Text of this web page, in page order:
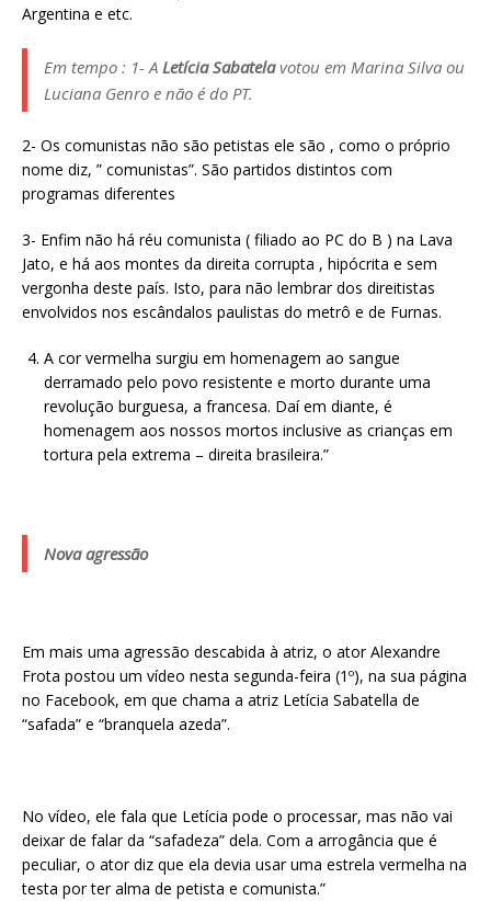
Argentina e etc.
Em tempo : 1- A Letícia Sabatelavotou em Marina Silva ou
Luciana Genro e não é do PT.
2- Os comunistas não são petistas ele são , como o próprio
nome diz, ” comunistas”. São partidos distintos com
programas diferentes
3- Enfim não há réu comunista ( filiado ao PC do B ) na Lava
Jato, e há aos montes da direita corrupta , hipócrita e sem
vergonha deste país. Isto, para não lembrar dos direitistas
envolvidos nos escândalos paulistas do metrô e de Furnas.
A cor vermelha surgiu em homenagem ao sangue
derramado pelo povo resistente e morto durante uma
revolução burguesa, a francesa. Daí em diante, é
homenagem aos nossos mortos inclusive as crianças em
tortura pela extrema – direita brasileira.”
Nova agressão
Em mais uma agressão descabida à atriz, o ator Alexandre
Frota postou um vídeo nesta segunda-feira (1º), na sua página
no Facebook, em que chama a atriz Letícia Sabatella de
“safada” e “branquela azeda”.
No vídeo, ele fala que Letícia pode o processar, mas não vai
deixar de falar da “safadeza” dela. Com a arrogância que é
peculiar, o ator diz que ela devia usar uma estrela vermelha na
testa por ter alma de petista e comunista.”